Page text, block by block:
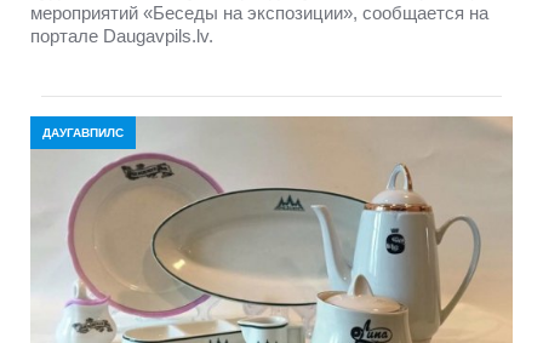
мероприятий «Беседы на экспозиции», сообщается на
портале Daugavpils.lv.
ДАУГАВПИЛС